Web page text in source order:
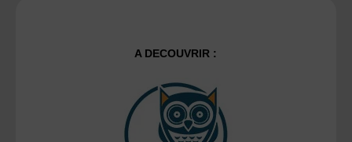
A DECOUVRIR :